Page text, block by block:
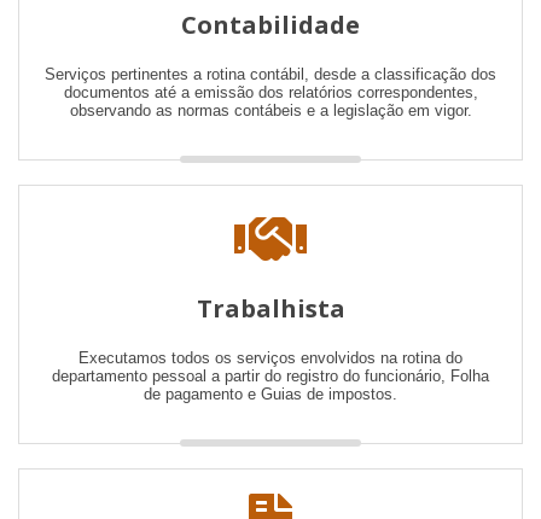
Contabilidade
Serviços pertinentes a rotina contábil, desde a classificação dos
documentos até a emissão dos relatórios correspondentes,
observando as normas contábeis e a legislação em vigor.
Trabalhista
Executamos todos os serviços envolvidos na rotina do
departamento pessoal a partir do registro do funcionário, Folha
de pagamento e Guias de impostos.